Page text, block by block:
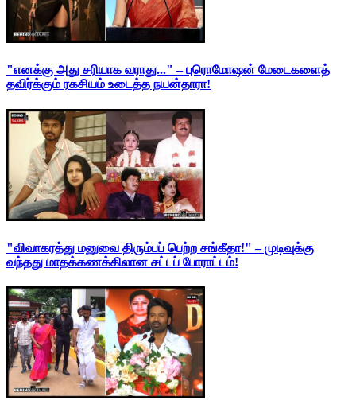
"எனக்கு அது சரியாக வராது..." – புரொமோஷன் மேடைகளைத்
தவிர்க்கும் ரகசியம் உடைத்த நயன்தாரா!
"விவாகரத்து மனுவை திரும்பப் பெற்ற சங்கீதா!" – முடிவுக்கு
வந்தது மாதக்கணக்கிலான சட்டப் போராட்டம்!